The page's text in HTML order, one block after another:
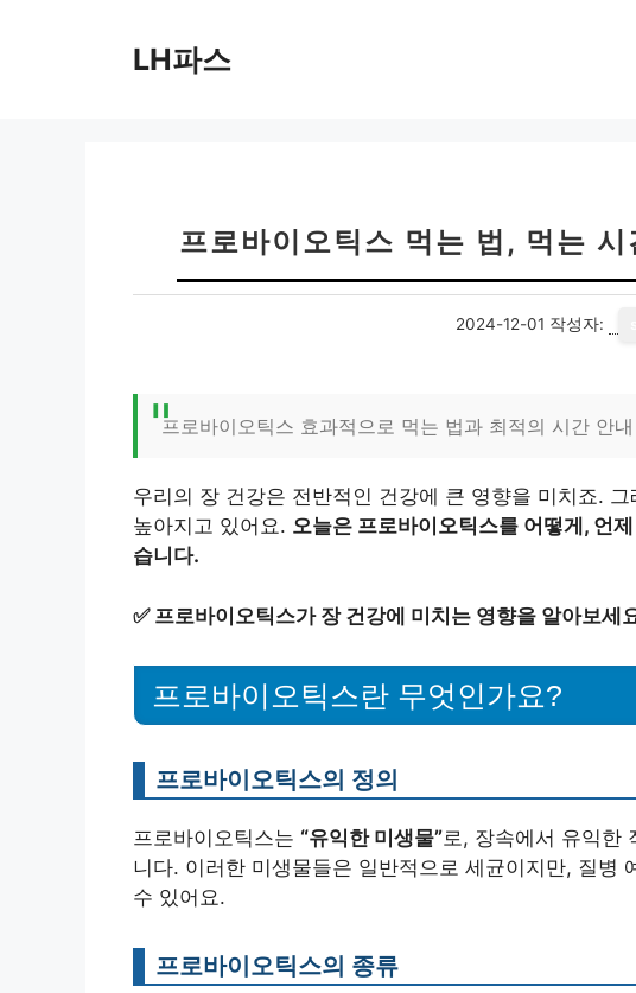
LH파스
프로바이오틱스 먹는 법, 먹는
2024-12-01 작성자:
프로바이오틱스 효과적으로 먹는 법과 최적의 시간 안내
우리의 장 건강은 전반적인 건강에 큰 영향을 미치죠.
높아지고 있어요. 오늘은 프로바이오틱스를 어떻게, 언
습니다.
✅ 프로바이오틱스가 장 건강에 미치는 영향을 알아보세
프로바이오틱스란 무엇인가요?
프로바이오틱스의 정의
프로바이오틱스는 “유익한 미생물”로, 장속에서 유익한
니다. 이러한 미생물들은 일반적으로 세균이지만, 질병
수 있어요.
프로바이오틱스의 종류